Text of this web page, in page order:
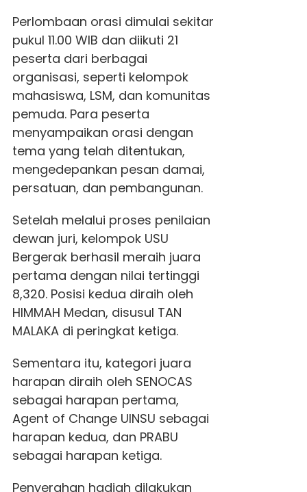
Perlombaan orasi dimulai sekitar
pukul 11.00 WIB dan diikuti 21
peserta dari berbagai
organisasi, seperti kelompok
mahasiswa, LSM, dan komunitas
pemuda. Para peserta
menyampaikan orasi dengan
tema yang telah ditentukan,
mengedepankan pesan damai,
persatuan, dan pembangunan.
Setelah melalui proses penilaian
dewan juri, kelompok USU
Bergerak berhasil meraih juara
pertama dengan nilai tertinggi
8,320. Posisi kedua diraih oleh
HIMMAH Medan, disusul TAN
MALAKA di peringkat ketiga.
Sementara itu, kategori juara
harapan diraih oleh SENOCAS
sebagai harapan pertama,
Agent of Change UINSU sebagai
harapan kedua, dan PRABU
sebagai harapan ketiga.
Penyerahan hadiah dilakukan